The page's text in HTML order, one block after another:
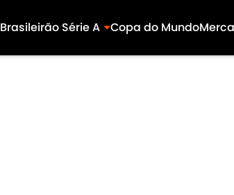
Brasileirão Série A Copa do Mundo